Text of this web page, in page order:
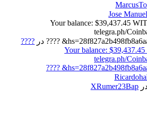
Jose Manuel
????️ Your balance: $39,437.45
telegra.ph/
در ????️
Your balance:
telegra.ph/
XRumer23Bap